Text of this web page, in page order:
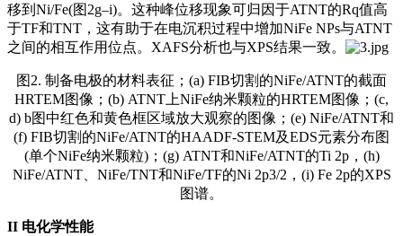
移到Ni/Fe(图2g–i)。这种峰位移现象可归因于ATNT的Rq值高
于TF和TNT，这有助于在电沉积过程中增加NiFe NPs与ATNT
之间的相互作用位点。XAFS分析也与XPS结果一致。
图2. 制备电极的材料表征；(a) FIB切割的NiFe/ATNT的截面
HRTEM图像；(b) ATNT上NiFe纳米颗粒的HRTEM图像；(c,
d) b图中红色和黄色框区域放大观察的图像；(e) NiFe/ATNT和
(f) FIB切割的NiFe/ATNT的HAADF-STEM及EDS元素分布图
(单个NiFe纳米颗粒)；(g) ATNT和NiFe/ATNT的Ti 2p，(h)
NiFe/ATNT、NiFe/TNT和NiFe/TF的Ni 2p3/2，(i) Fe 2p的XPS
图谱。
II 电化学性能